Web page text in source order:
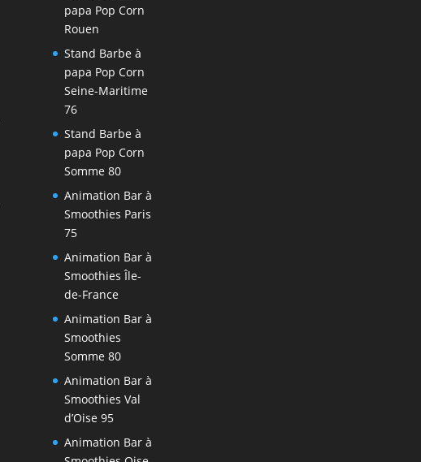
papa Pop Corn
Rouen
Stand Barbe à
papa Pop Corn
Seine-Maritime
76
Stand Barbe à
papa Pop Corn
Somme 80
Animation Bar à
Smoothies Paris
75
Animation Bar à
Smoothies Île-
de-France
Animation Bar à
Smoothies
Somme 80
Animation Bar à
Smoothies Val
d’Oise 95
Animation Bar à